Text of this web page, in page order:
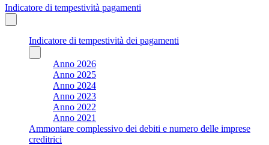
Indicatore di tempestività pagamenti
Indicatore di tempestività dei pagamenti
Anno 2026
Anno 2025
Anno 2024
Anno 2023
Anno 2022
Anno 2021
Ammontare complessivo dei debiti e numero delle imprese
creditrici